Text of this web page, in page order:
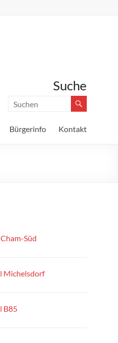
Suche
Bürgerinfo Kontakt
Süd
Michelsdorf
B85